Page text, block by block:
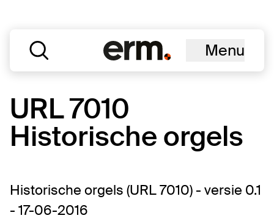
Menu
URL 7010
Historische orgels
Historische orgels (URL 7010) - versie 0.1
- 17-06-2016